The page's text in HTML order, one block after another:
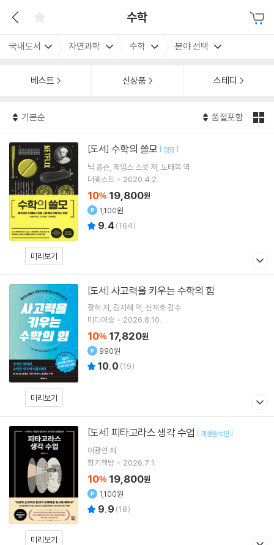
수학
국내도서 자연과학 수학 분야 선택
베스트 신상품 스테디
기본순 품절포함
미리보기
[도서] 수학의 쓸모 [ 양장]
닉 폴슨 제임스 스콧저 노태복 역
더퀘스트
2020.4.2.
10% 19,800원
1,100원
9.4 (164)
미리보기
[도서] 사고력을 키우는 수학의 힘
장허 저 김지혜 역 신재호감수
미디어숲
2026.8.10.
10% 17,820원
990원
10.0 (19)
미리보기
[도서] 피타고라스 생각 수업 [개정증보판]
이광연 저
향기책방
2026.7.1.
10% 19,800원
1,100원
9.9 (18)